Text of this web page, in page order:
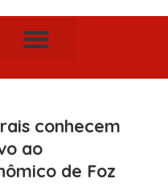
conhecem
ao
de Foz